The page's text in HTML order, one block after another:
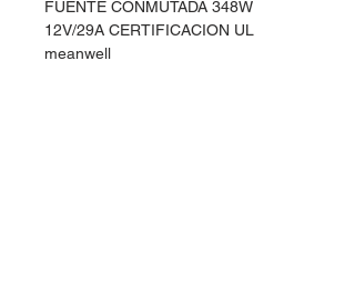
FUENTE CONMUTADA 348W
12V/29A CERTIFICACION UL
meanwell